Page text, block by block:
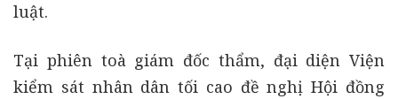
luật.
Tại phiên toà giám đốc thẩm, đại diện Viện
kiểm sát nhân dân tối cao đề nghị Hội đồng